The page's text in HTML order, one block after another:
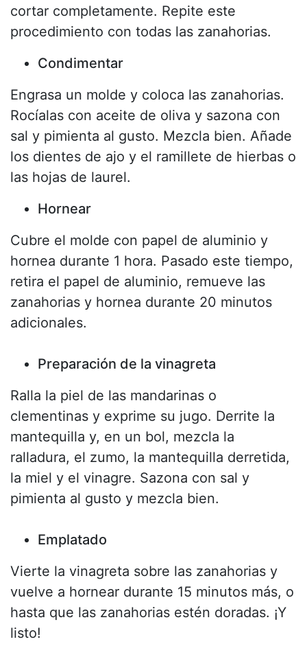
cortar completamente. Repite este
procedimiento con todas las zanahorias.
Condimentar
Engrasa un molde y coloca las zanahorias.
Rocíalas con aceite de oliva y sazona con
sal y pimienta al gusto. Mezcla bien. Añade
los dientes de ajo y el ramillete de hierbas o
las hojas de laurel.
Hornear
Cubre el molde con papel de aluminio y
hornea durante 1 hora. Pasado este tiempo,
retira el papel de aluminio, remueve las
zanahorias y hornea durante 20 minutos
adicionales.
Preparación de la vinagreta
Ralla la piel de las mandarinas o
clementinas y exprime su jugo. Derrite la
mantequilla y, en un bol, mezcla la
ralladura, el zumo, la mantequilla derretida,
la miel y el vinagre. Sazona con sal y
pimienta al gusto y mezcla bien.
Emplatado
Vierte la vinagreta sobre las zanahorias y
vuelve a hornear durante 15 minutos más, o
hasta que las zanahorias estén doradas. ¡Y
listo!